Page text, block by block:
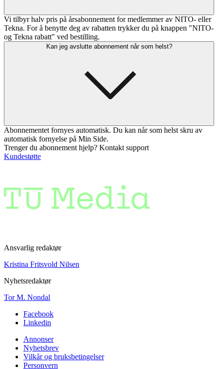
Vi tilbyr halv pris på årsabonnement for medlemmer av NITO- eller
Tekna. For å benytte deg av rabatten trykker du på knappen "NITO-
og Tekna rabatt" ved bestilling.
Kan jeg avslutte abonnement når som helst?
Abonnementet fornyes automatisk. Du kan når som helst skru av
automatisk fornyelse på Min Side.
Trenger du abonnement hjelp? Kontakt support
Kundestøtte
Ansvarlig redaktør
Kristina Fritsvold Nilsen
Nyhetsredaktør
Tor M. Nondal
Facebook
Linkedin
Annonser
Nyhetsbrev
Vilkår og bruksbetingelser
Personvern